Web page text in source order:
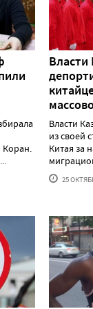
Коран.
Власти
Власти
из своей
Китая за
25